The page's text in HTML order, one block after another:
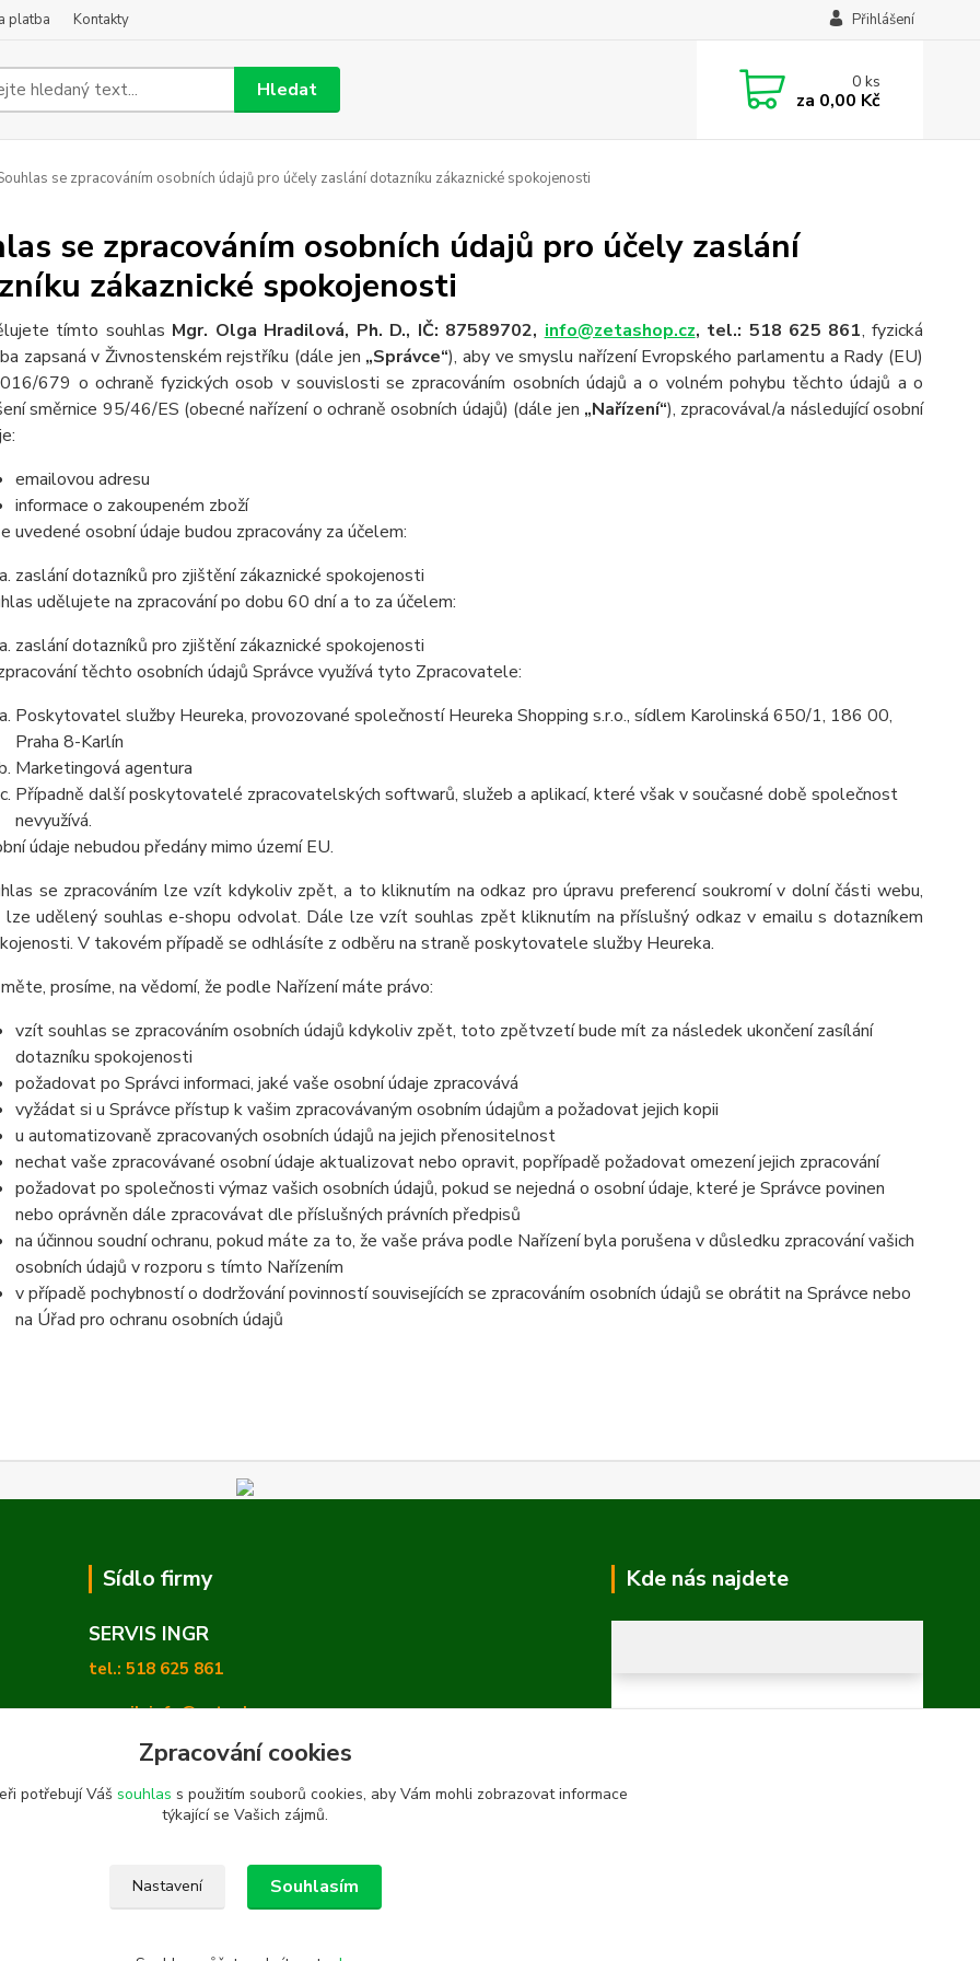
platba Kontakty Přihlášení
Hledat 0ks
za 0,00 Kč
se zpracováním osobních údajů pro účely zaslání dotazníku zákaznické spokojenosti
se zpracováním osobních údajů pro účely zaslání
zákaznické spokojenosti
tímto souhlas Mgr. Olga Hradilová, Ph. D., IČ: 87589702, info@zetashop.cz, tel.: 518 625 861, fyzická
zapsaná v Živnostenském rejstříku (dále jen „Správce“), aby ve smyslu nařízení Evropského parlamentu a Rady (EU)
679 o ochraně fyzických osob v souvislosti se zpracováním osobních údajů a o volném pohybu těchto údajů a o
směrnice 95/46/ES (obecné nařízení o ochraně osobních údajů) (dále jen „Nařízení“), zpracovával/a následující osobní
emailovou adresu
informace o zakoupeném zboží
uvedené osobní údaje budou zpracovány za účelem:
zaslání dotazníků pro zjištění zákaznické spokojenosti
udělujete na zpracování po dobu 60 dní a to za účelem:
zaslání dotazníků pro zjištění zákaznické spokojenosti
těchto osobních údajů Správce využívá tyto Zpracovatele:
Poskytovatel služby Heureka, provozované společností Heureka Shopping s.r.o., sídlem Karolinská 650/1, 186 00,
Praha 8-Karlín
Marketingová agentura
Případně další poskytovatelé zpracovatelských softwarů, služeb a aplikací, které však v současné době společnost
nevyužívá.
údaje nebudou předány mimo území EU.
se zpracováním lze vzít kdykoliv zpět, a to kliknutím na odkaz pro úpravu preferencí soukromí v dolní části webu,
lze udělený souhlas e-shopu odvolat. Dále lze vzít souhlas zpět kliknutím na příslušný odkaz v emailu s dotazníkem
V takovém případě se odhlásíte z odběru na straně poskytovatele služby Heureka.
prosíme, na vědomí, že podle Nařízení máte právo:
vzít souhlas se zpracováním osobních údajů kdykoliv zpět, toto zpětvzetí bude mít za následek ukončení zasílání
dotazníku spokojenosti
požadovat po Správci informaci, jaké vaše osobní údaje zpracovává
vyžádat si u Správce přístup k vašim zpracovávaným osobním údajům a požadovat jejich kopii
u automatizovaně zpracovaných osobních údajů na jejich přenositelnost
nechat vaše zpracovávané osobní údaje aktualizovat nebo opravit, popřípadě požadovat omezení jejich zpracování
požadovat po společnosti výmaz vašich osobních údajů, pokud se nejedná o osobní údaje, které je Správce povinen
nebo oprávněn dále zpracovávat dle příslušných právních předpisů
na účinnou soudní ochranu, pokud máte za to, že vaše práva podle Nařízení byla porušena v důsledku zpracování vašich
osobních údajů v rozporu s tímto Nařízením
v případě pochybností o dodržování povinností souvisejících se zpracováním osobních údajů se obrátit na Správce nebo
na Úřad pro ochranu osobních údajů
Sídlo firmy
SERVIS INGR
tel.: 518 625 861
e-mail: info@zetashop.cz
Mgr. Olga Hradilová, Ph. D.
Skoronice 169, Vlkoš 696 41
Kde nás najdete
Zpracování cookies
potřebují Váš souhlas s použitím souborů cookies, aby Vám mohli zobrazovat informace
týkající se Vašich zájmů.
Nastavení Souhlasím